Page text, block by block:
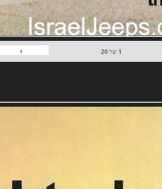
1 של20
›